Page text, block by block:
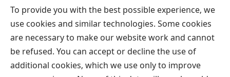
To provide you with the best possible experience, we
use cookies and similar technologies. Some cookies
are necessary to make our website work and cannot
be refused. You can accept or decline the use of
additional cookies, which we use only to improve
தமிழ்
விருப்பங்கள்
Copyright © 2026 Watch Tower Bible and Tract Society of Pennsylvania
விதிமுறைகள் ப்ரைவசி செட்டிங்
உள்நுழையவும்